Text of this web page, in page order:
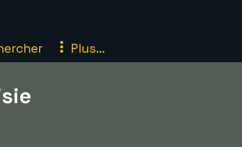
Plus...